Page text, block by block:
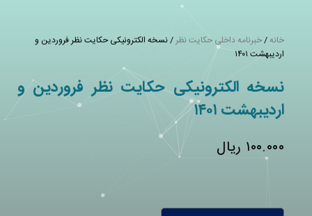
خانه/خبرنامه داخلی حکایت نظر / نسخه الکترونیکی حکایت نظر فروردین و
اردیبهشت ۱۴۰۱
نسخه الکترونیکی حکایت نظر فروردین و
اردیبهشت ۱۴۰۱
۱۰۰.۰۰۰ ریال